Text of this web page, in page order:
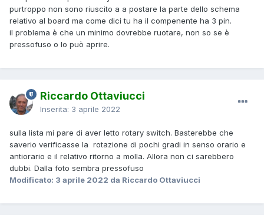
purtroppo non sono riuscito a a postare la parte dello schema
relativo al board ma come dici tu ha il compenente ha 3 pin.
il problema è che un minimo dovrebbe ruotare, non so se è
pressofuso o lo può aprire.
Riccardo Ottaviucci
Inserita: 3 aprile 2022
sulla lista mi pare di aver letto rotary switch. Basterebbe che
saverio verificasse la rotazione di pochi gradi in senso orario e
antiorario e il relativo ritorno a molla. Allora non ci sarebbero
dubbi. Dalla foto sembra pressofuso
Modificato: 3 aprile 2022 da Riccardo Ottaviucci